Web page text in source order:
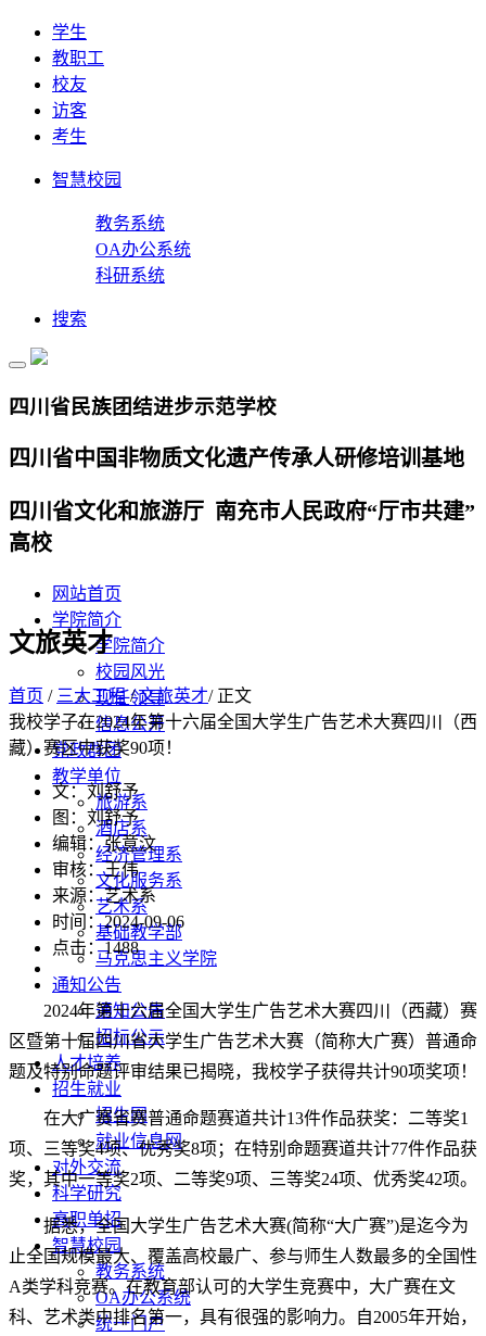
学生
教职工
校友
访客
考生
智慧校园
教务系统
OA办公系统
科研系统
搜索
四川省民族团结进步示范学校
四川省中国非物质文化遗产传承人研修培训基地
四川省文化和旅游厅 南充市人民政府“厅市共建”
高校
网站首页
学院简介
学院简介
校园风光
现任领导
信息公开
党政群团
教学单位
旅游系
酒店系
经济管理系
文化服务系
艺术系
基础教学部
马克思主义学院
通知公告
通知公告
招标公示
人才培养
招生就业
招生网
就业信息网
对外交流
科学研究
高职单招
智慧校园
教务系统
OA办公系统
统一门户
文旅英才
首页 / 三大工程/文旅英才/ 正文
我校学子在2024年第十六届全国大学生广告艺术大赛四川（西
藏）赛区中获奖90项！
文：刘舒予
图：刘舒予
编辑：张意汶
审核：王伟
来源：艺术系
时间：2024-09-06
点击：1488
2024年第十六届全国大学生广告艺术大赛四川（西藏）赛
区暨第十届四川省大学生广告艺术大赛（简称大广赛）普通命
题及特别命题评审结果已揭晓，我校学子获得共计90项奖项！
在大广赛省赛普通命题赛道共计13件作品获奖：二等奖1
项、三等奖4项、优秀奖8项；在特别命题赛道共计77件作品获
奖，其中一等奖2项、二等奖9项、三等奖24项、优秀奖42项。
据悉，全国大学生广告艺术大赛(简称“大广赛”)是迄今为
止全国规模最大、覆盖高校最广、参与师生人数最多的全国性
A类学科竞赛。在教育部认可的大学生竞赛中，大广赛在文
科、艺术类中排名第一，具有很强的影响力。自2005年开始，